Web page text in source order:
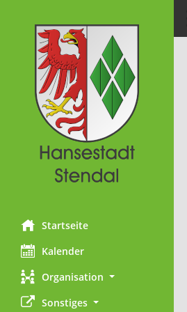
Startseite
Kalender
Organisation
Sonstiges